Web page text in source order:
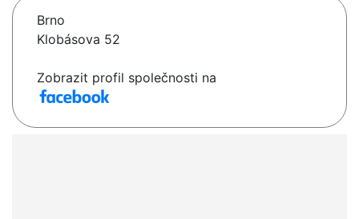
Brno
Klobásova 52
Zobrazit profil společnosti na